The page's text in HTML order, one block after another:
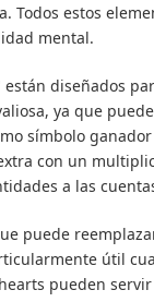
Todos estos
mental.
están diseñados
ya que
símbolo
con un
a las
puede
útil
pueden